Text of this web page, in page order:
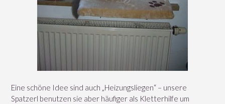
Eine schöne Idee sind auch „Heizungsliegen“ – unsere
Spatzerl benutzen sie aber häufiger als Kletterhilfe um